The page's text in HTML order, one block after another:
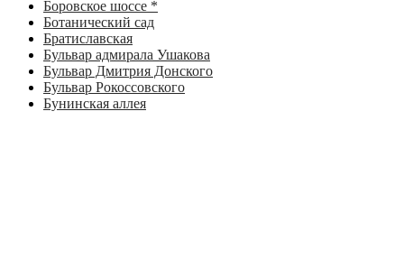
Боровское шоссе *
Ботанический сад
Братиславская
Бульвар адмирала Ушакова
Бульвар Дмитрия Донского
Бульвар Рокоссовского
Бунинская аллея